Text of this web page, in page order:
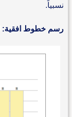
نسبياً.
رسم خطوط افقية: